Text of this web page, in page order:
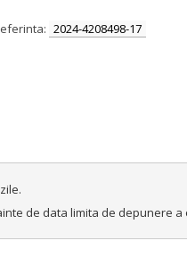
2024-4208498-17
de data limita de depunere